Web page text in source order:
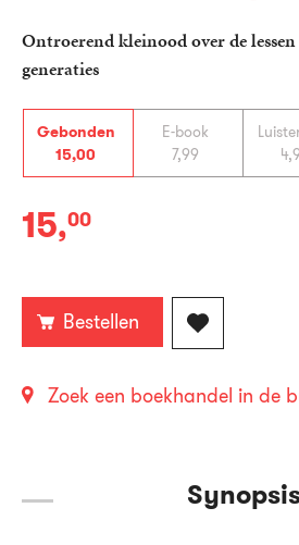
Ontroerend kleinood over de
generaties
Gebonden
15,00
E-book
7,99
4,
Gebonden:
15,00
Bestellen
Zoek een boekhandel in de